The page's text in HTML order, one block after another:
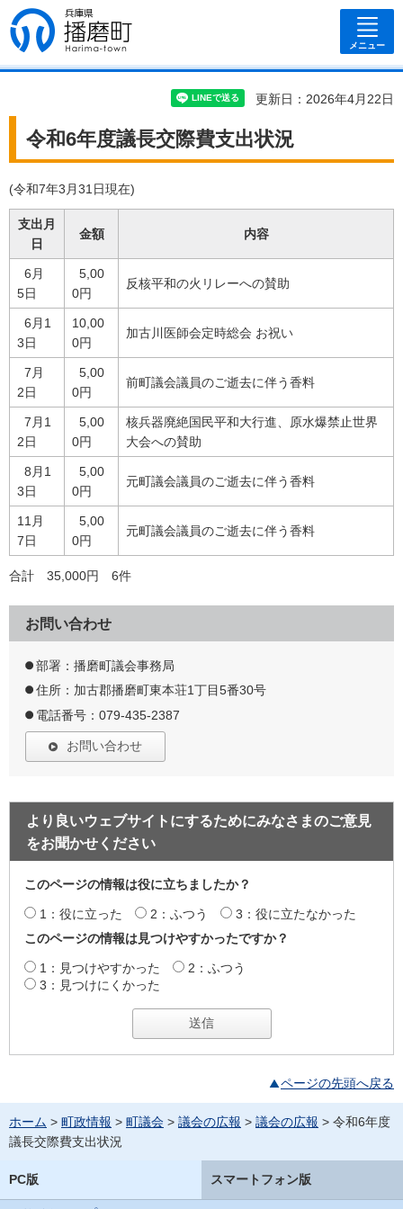
兵庫県 播磨
町
メニュー
更新日：2026年4月22日
令和6年度議長交際費支出状況
(令和7年3月31日現在)
支出月
日
金額 内容
6月
5日
5,00
0円
反核平和の火リレーへの賛助
6月1
3日
10,00
0円
加古川医師会定時総会 お祝い
7月
2日
5,00
0円
前町議会議員のご逝去に伴う香料
7月1
2日
5,00
0円
核兵器廃絶国民平和大行進、原水爆禁止世界
大会への賛助
8月1
3日
5,00
0円
元町議会議員のご逝去に伴う香料
11月
7日
5,00
0円
元町議会議員のご逝去に伴う香料
合計 35,000円 6件
お問い合わせ
部署：播磨町議会事務局
住所：加古郡播磨町東本荘1丁目5番30号
電話番号：079-435-2387
お問い合わせ
より良いウェブサイトにするためにみなさまのご意見
をお聞かせください
このページの情報は役に立ちましたか？
1：役に立った 2：ふつう
3：役に立たなかった
このページの情報は見つけやすかったですか？
1：見つけやすかった
2：ふつう
3：見つけにくかった
ページの先頭へ戻る
ホーム > 町政情報 > 町議会 > 議会の広報 > 議会の広報 > 令和6年度
議長交際費支出状況
PC版 スマートフォン版